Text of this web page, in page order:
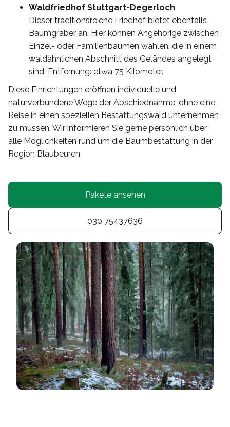
Waldfriedhof Stuttgart-Degerloch
Dieser traditionsreiche Friedhof bietet ebenfalls
Baumgräber an. Hier können Angehörige zwischen
Einzel- oder Familienbäumen wählen, die in einem
waldähnlichen Abschnitt des Geländes angelegt
sind. Entfernung: etwa 75 Kilometer.
Diese Einrichtungen eröffnen individuelle und
naturverbundene Wege der Abschiednahme, ohne eine
Reise in einen speziellen Bestattungswald unternehmen
zu müssen. Wir informieren Sie gerne persönlich über
alle Möglichkeiten rund um die Baumbestattung in der
Region Blaubeuren.
Pakete ansehen
030 75437636